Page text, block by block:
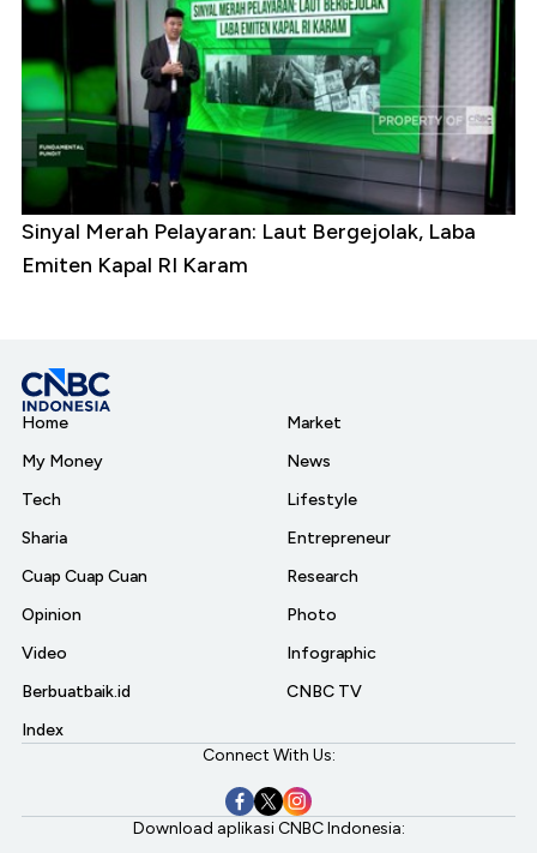
Sinyal Merah Pelayaran: Laut Bergejolak, Laba
Emiten Kapal RI Karam
Home
My Money
Tech
Sharia
Cuap Cuap Cuan
Opinion
Video
Berbuatbaik.id
Index
Market
News
Lifestyle
Entrepreneur
Research
Photo
Infographic
CNBC TV
Connect With Us:
Download aplikasi CNBC Indonesia: